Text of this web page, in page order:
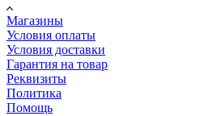
Магазины
Условия оплаты
Условия доставки
Гарантия на товар
Реквизиты
Политика
Помощь